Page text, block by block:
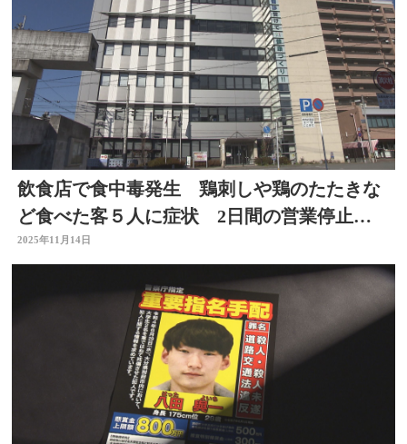
飲食店で食中毒発生 鶏刺しや鶏のたたきな
ど食べた客５人に症状 2日間の営業停止
大分
2025年11月14日